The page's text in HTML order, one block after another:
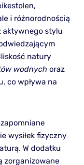
i różnorodnością
aktywnego stylu
natury
wodnych oraz
co wpływa na
wysiłek fizyczny
W dodatku
zorganizowane